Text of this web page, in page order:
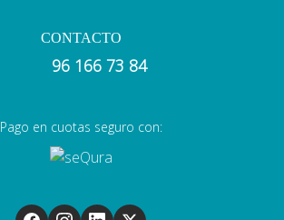
CONTACTO
96 166 73 84
Pago en cuotas seguro con: